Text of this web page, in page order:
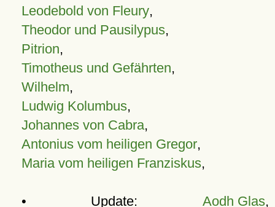
Leodebold von Fleury,
Theodor und Pausilypus,
Pitrion,
Timotheus und Gefährten,
Wilhelm,
Ludwig Kolumbus,
Johannes von Cabra,
Antonius vom heiligen Gregor,
Maria vom heiligen Franziskus,
• Update: Aodh Glas,